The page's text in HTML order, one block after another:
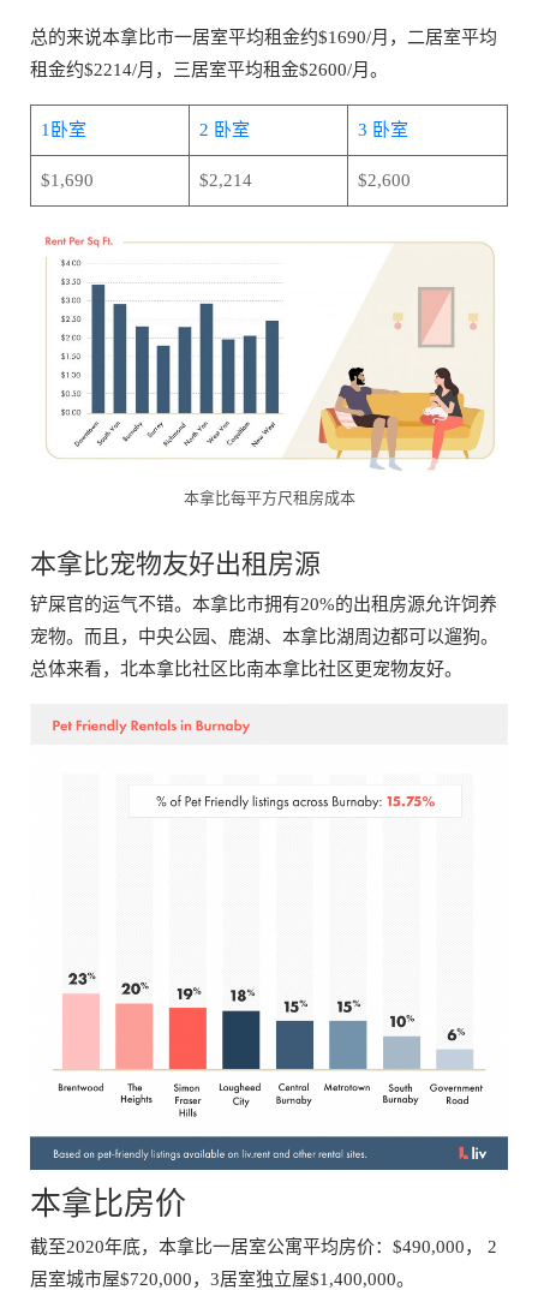
总的来说本拿比市一居室平均租金约$1690/月，二居室平均
租金约$2214/月，三居室平均租金$2600/月。
1卧室 2 卧室 3 卧室
$1,690 $2,214 $2,600
本拿比每平方尺租房成本
本拿比宠物友好出租房源
铲屎官的运气不错。本拿比市拥有20%的出租房源允许饲养
宠物。而且，中央公园、鹿湖、本拿比湖周边都可以遛狗。
总体来看，北本拿比社区比南本拿比社区更宠物友好。
本拿比房价
截至2020年底，本拿比一居室公寓平均房价：$490,000， 2
居室城市屋$720,000，3居室独立屋$1,400,000。